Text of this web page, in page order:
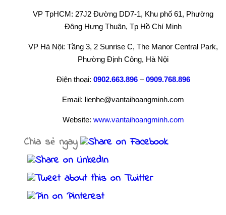
VP TpHCM: 27J2 Đường DD7-1, Khu phố 61, Phường
Đông Hưng Thuận, Tp Hồ Chí Minh
VP Hà Nội: Tầng 3, 2 Sunrise C, The Manor Central Park,
Phường Định Công, Hà Nội
Điện thoại: 0902.663.896–0909.768.896
Email: lienhe@vantaihoangminh.com
Website: www.vantaihoangminh.com
Chia sẻ ngay